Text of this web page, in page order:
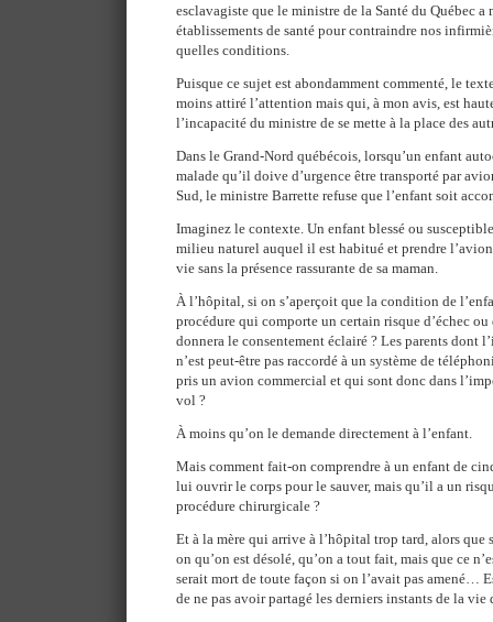
esclavagiste que le ministre de la Santé du Québec a
établissements de santé pour contraindre nos
quelles conditions.
Puisque ce sujet est abondamment commenté, le
moins attiré l’attention mais qui, à mon avis, est
l’incapacité du ministre de se mette à la place des
Dans le Grand-Nord québécois, lorsqu’un enfant
malade qu’il doive d’urgence être transporté par
Sud, le ministre Barrette refuse que l’enfant soit
Imaginez le contexte. Un enfant blessé ou
milieu naturel auquel il est habitué et prendre
vie sans la présence rassurante de sa maman.
À l’hôpital, si on s’aperçoit que la condition de
procédure qui comporte un certain risque d’échec ou
donnera le consentement éclairé ? Les parents dont
n’est peut-être pas raccordé à un système de
pris un avion commercial et qui sont donc dans
vol ?
À moins qu’on le demande directement à l’enfant.
Mais comment fait-on comprendre à un enfant de
lui ouvrir le corps pour le sauver, mais qu’il a un
procédure chirurgicale ?
Et à la mère qui arrive à l’hôpital trop tard, alors que
on qu’on est désolé, qu’on a tout fait, mais que ce
serait mort de toute façon si on l’avait pas amené…
de ne pas avoir partagé les derniers instants de la vie